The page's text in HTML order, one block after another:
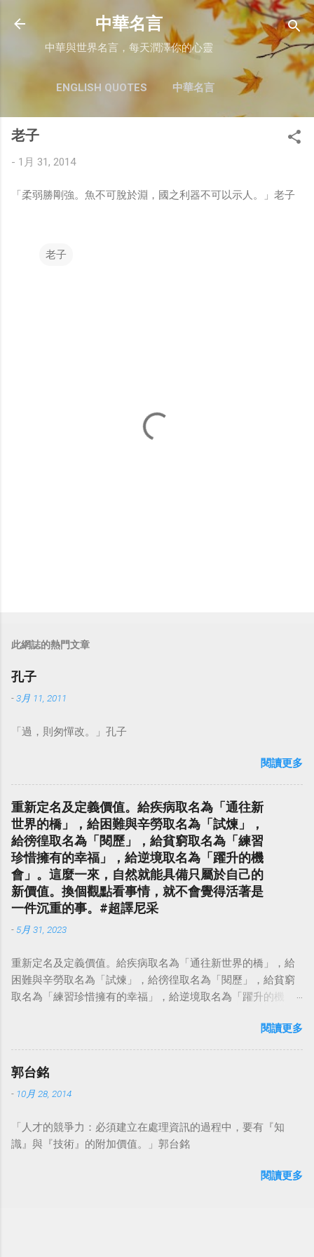
跳至主要內容
中華名言
中華與世界名言，每天潤澤你的心靈
ENGLISH QUOTES 中華名言
老子
- 1月 31, 2014
「柔弱勝剛強。魚不可脫於淵，國之利器不可以示人。」老子
老子
此網誌的熱門文章
孔子
-3月 11, 2011
「過，則匆憚改。」孔子
閱讀更多
重新定名及定義價值。給疾病取名為「通往新
世界的橋」，給困難與辛勞取名為「試煉」，
給徬徨取名為「閱歷」，給貧窮取名為「練習
珍惜擁有的幸福」，給逆境取名為「躍升的機
會」。這麼一來，自然就能具備只屬於自己的
新價值。換個觀點看事情，就不會覺得活著是
一件沉重的事。#超譯尼采
- 5月 31, 2023
重新定名及定義價值。給疾病取名為「通往新世界的橋」，給
困難與辛勞取名為「試煉」，給徬徨取名為「閱歷」，給貧窮
取名為「練習珍惜擁有的幸福」，給逆境取名為「躍升的機
點看事情，就不會覺得活著是一件沉重的事。#超譯尼采 — 中
華名言 - Chinese Quotes (@chinese_quotes) May 23, 2023
閱讀更多
郭台銘
- 10月 28, 2014
「人才的競爭力：必須建立在處理資訊的過程中，要有『知
識』與『技術』的附加價值。」郭台銘
閱讀更多